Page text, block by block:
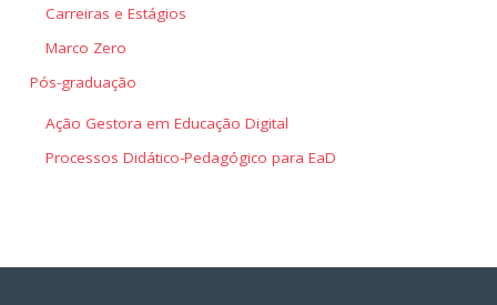
Carreiras e Estágios
Marco Zero
Pós-graduação
Ação Gestora em Educação Digital
Processos Didático-Pedagógico para EaD